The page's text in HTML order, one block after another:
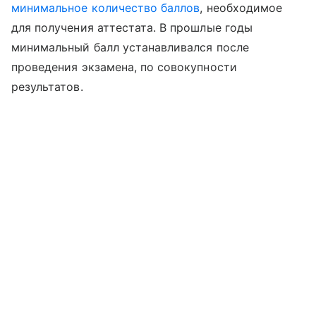
минимальное количество баллов, необходимое
для получения аттестата. В прошлые годы
минимальный балл устанавливался после
проведения экзамена, по совокупности
результатов.